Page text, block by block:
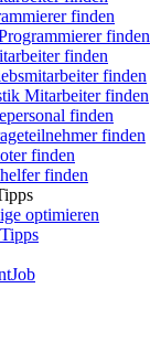
finden
finden
finden
finden
Mitarbeiter finden
finden
finden
finden
finden
optimieren